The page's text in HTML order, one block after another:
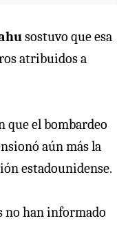
sostuvo que esa
atribuidos a
el bombardeo
aún más la
estadounidense.
no han informado